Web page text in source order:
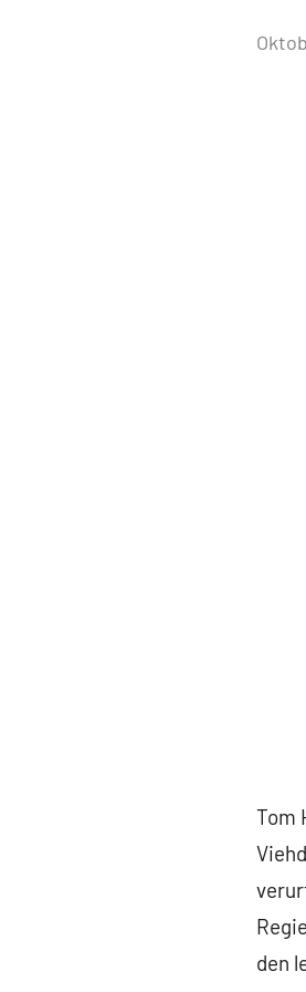
von
Tom
den